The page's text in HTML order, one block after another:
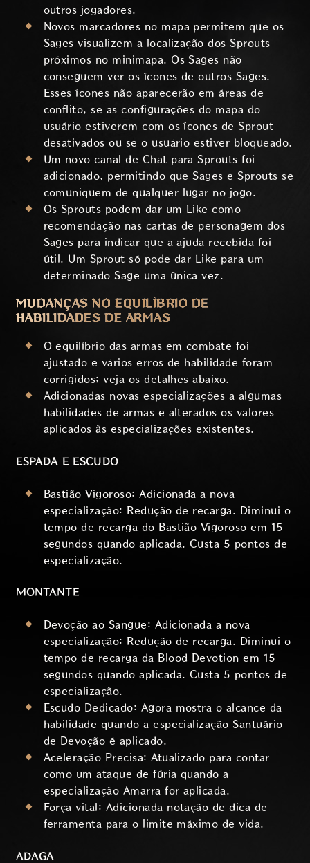
outros jogadores.
Novos marcadores no mapa permitem que os
Sages visualizem a localização dos Sprouts
próximos no minimapa. Os Sages não
conseguem ver os ícones de outros Sages.
Esses ícones não aparecerão em áreas de
conflito, se as configurações do mapa do
usuário estiverem com os ícones de Sprout
desativados ou se o usuário estiver bloqueado.
Um novo canal de Chat para Sprouts foi
adicionado, permitindo que Sages e Sprouts se
comuniquem de qualquer lugar no jogo.
Os Sprouts podem dar um Like como
recomendação nas cartas de personagem dos
Sages para indicar que a ajuda recebida foi
útil. Um Sprout só pode dar Like para um
determinado Sage uma única vez.
MUDANÇAS NO EQUILÍBRIO DE
HABILIDADES DE ARMAS
O equilíbrio das armas em combate foi
ajustado e vários erros de habilidade foram
corrigidos; veja os detalhes abaixo.
Adicionadas novas especializações a algumas
habilidades de armas e alterados os valores
aplicados às especializações existentes.
ESPADA E ESCUDO
Bastião Vigoroso: Adicionada a nova
especialização: Redução de recarga. Diminui o
tempo de recarga do Bastião Vigoroso em 15
segundos quando aplicada. Custa 5 pontos de
especialização.
MONTANTE
Devoção ao Sangue: Adicionada a nova
especialização: Redução de recarga. Diminui o
tempo de recarga da Blood Devotion em 15
segundos quando aplicada. Custa 5 pontos de
especialização.
Escudo Dedicado: Agora mostra o alcance da
habilidade quando a especialização Santuário
de Devoção é aplicado.
Aceleração Precisa: Atualizado para contar
como um ataque de fúria quando a
especialização Amarra for aplicada.
Força vital: Adicionada notação de dica de
ferramenta para o limite máximo de vida.
ADAGA